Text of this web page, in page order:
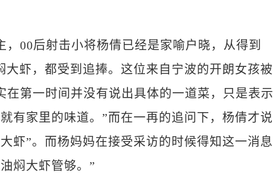
00后射击小将杨倩已经是家喻户晓，从得到
虾，都受到追捧。这位来自宁波的开朗女孩被
第一时间并没有说出具体的一道菜，只是表示
有家里的味道。”而在一再的追问下，杨倩才说
虾”。而杨妈妈在接受采访的时候得知这一消息
焖大虾管够。”